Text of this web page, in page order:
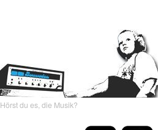
Hörst du es, die Musik?